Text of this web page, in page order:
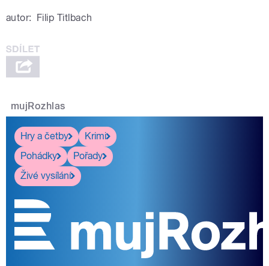
autor: Filip Titlbach
mujRozhlas
Hry a četby
Krimi
Pohádky
Pořady
Živé vysílání